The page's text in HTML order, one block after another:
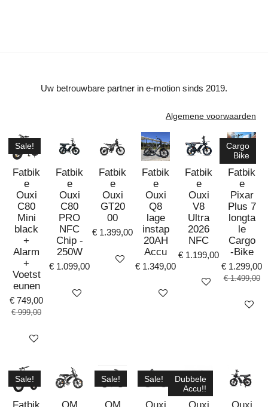
Uw betrouwbare partner in e-motion sinds 2019.
Algemene voorwaarden
Sale!
Fatbik
e
Ouxi
C80
Mini
black
+
Alarm
+
Voetst
eunen
€ 749,00
€ 999,00
Bekijk details
Fatbik
e
Ouxi
C80
PRO
NFC
Chip -
250W
€ 1.099,00
Bekijk details
Fatbik
e
Ouxi
GT20
00
€ 1.399,00
Bekijk details
Fatbik
e
Ouxi
Q8
lage
instap
20AH
Accu
€ 1.349,00
Bekijk details
Fatbik
e
Ouxi
V8
Ultra
2026
NFC
€ 1.199,00
Bekijk details
Cargo
Bike
Fatbik
e
Pixar
Plus 7
longta
le
Cargo
-Bike
€ 1.299,00
€ 1.499,00
Bekijk
Sale! Sale! Sale!
Dubbele
Accu!!